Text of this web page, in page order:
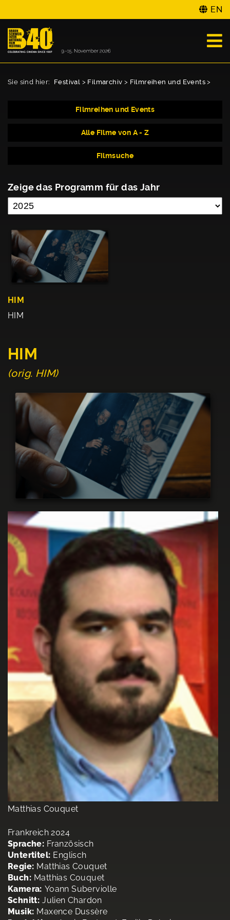
EN
Sie sind hier: Festival > Filmarchiv > Filmreihen und Events >
Filmreihen und Events
Alle Filme von A - Z
Filmsuche
Zeige das Programm für das Jahr
HIM
HIM
HIM
(orig. HIM)
Matthias Couquet
Frankreich 2024
Sprache: Französisch
Untertitel: Englisch
Regie: Matthias Couquet
Buch: Matthias Couquet
Kamera: Yoann Suberviolle
Schnitt: Julien Chardon
Musik: Maxence Dussère